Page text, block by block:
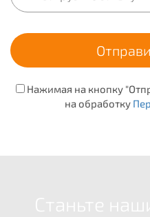
Нажимая на кнопку
на обработку